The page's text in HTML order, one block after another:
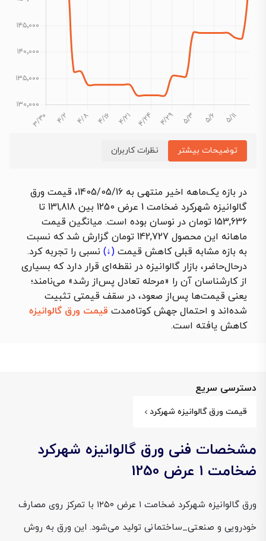
توضیحات بیشتر نظرات کاربران
در بازه یک‌ماهه اخیر منتهی به 1405/05/16، قیمت ورق
گالوانیزه شهرکرد ضخامت 1 عرض 1250 بین 131,818 تا
153,636 تومان در نوسان بوده است. میانگین قیمت
ماهانه این محصول 142,727 تومان گزارش شد که نسبت
به بازه مشابه قبلیکاهش قیمت (↓) نسبی را تجربه کرد.
درحال‌حاضر، بازار گالوانیزه در نقطه‌ای قرار دارد که بسیاری
از کارشناسان آن را «مرحله تعادل پس‌از رشد» می‌نامند؛
یعنی قیمت‌ها پس‌از صعود، در سقف قیمتی تثبیت
شده‌اند و احتمال جهش کوتاه‌مدت قیمت ورق گالوانیزه
کاهش یافته است.
دسترسی سریع
قیمت ورق گالوانیزه شهرکرد
مشخصات فنی ورق گالوانیزه شهرکرد
ضخامت 1 عرض 1250
ورق گالوانیزه شهرکرد ضخامت ۱ عرض ۱۲۵۰ با تمرکز روی مصارف
خودرویی و صنعتی_ساختمانی تولید می‌شود. این ورق به روش